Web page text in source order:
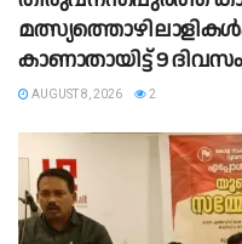
കാണാതായിട്ട് 9 ദിവസം
AUGUST 8, 2026 2